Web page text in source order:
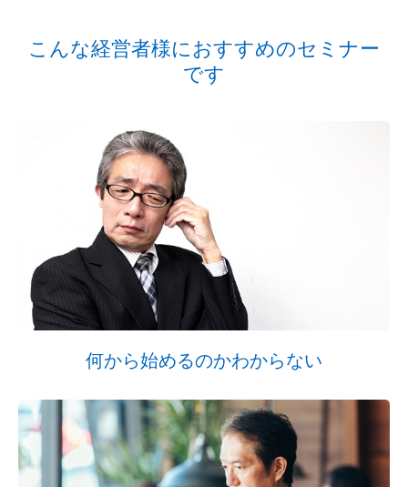
こんな経営者様におすすめのセミナー
です
何から始めるのかわからない